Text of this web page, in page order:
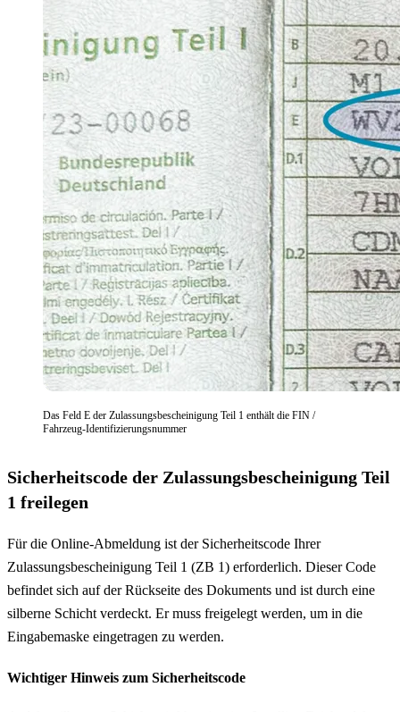
Das Feld E der Zulassungsbescheinigung Teil 1 enthält die FIN /
Fahrzeug-Identifizierungsnummer
Sicherheitscode der Zulassungsbescheinigung Teil
1 freilegen
Für die Online-Abmeldung ist der Sicherheitscode Ihrer
Zulassungsbescheinigung Teil 1 (ZB 1) erforderlich. Dieser Code
befindet sich auf der Rückseite des Dokuments und ist durch eine
silberne Schicht verdeckt. Er muss freigelegt werden, um in die
Eingabemaske eingetragen zu werden.
Wichtiger Hinweis zum Sicherheitscode